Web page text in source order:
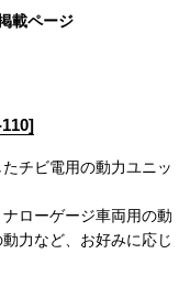
載ページ
チビ電用の動力ユニッ
ローゲージ車両用の動
力など、お好みに応じ